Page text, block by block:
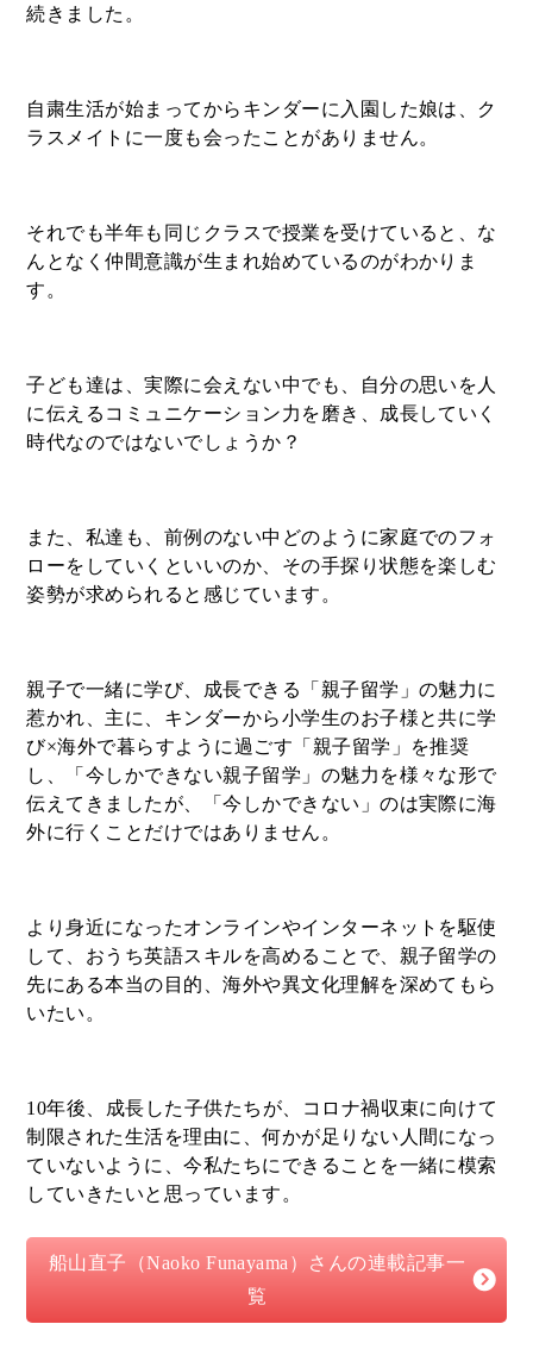
続きました。
自粛生活が始まってからキンダーに入園した娘は、ク
ラスメイトに一度も会ったことがありません。
それでも半年も同じクラスで授業を受けていると、な
んとなく仲間意識が生まれ始めているのがわかりま
す。
子ども達は、実際に会えない中でも、自分の思いを人
に伝えるコミュニケーション力を磨き、成長していく
時代なのではないでしょうか？
また、私達も、前例のない中どのように家庭でのフォ
ローをしていくといいのか、その手探り状態を楽しむ
姿勢が求められると感じています。
親子で一緒に学び、成長できる「親子留学」の魅力に
惹かれ、主に、キンダーから小学生のお子様と共に学
び×海外で暮らすように過ごす「親子留学」を推奨
し、「今しかできない親子留学」の魅力を様々な形で
伝えてきましたが、「今しかできない」のは実際に海
外に行くことだけではありません。
より身近になったオンラインやインターネットを駆使
して、おうち英語スキルを高めることで、親子留学の
先にある本当の目的、海外や異文化理解を深めてもら
いたい。
10年後、成長した子供たちが、コロナ禍収束に向けて
制限された生活を理由に、何かが足りない人間になっ
ていないように、今私たちにできることを一緒に模索
していきたいと思っています。
船山直子（Naoko Funayama）さんの連載記事一
覧